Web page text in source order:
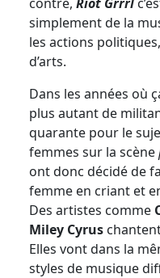
simplement de la
les actions
d’arts.
Dans les années où
plus autant de
quarante pour le
femmes sur la scène
ont donc décidé de
femme en criant et
Des artistes comme
Miley Cyrus
Elles vont dans la
styles de musique